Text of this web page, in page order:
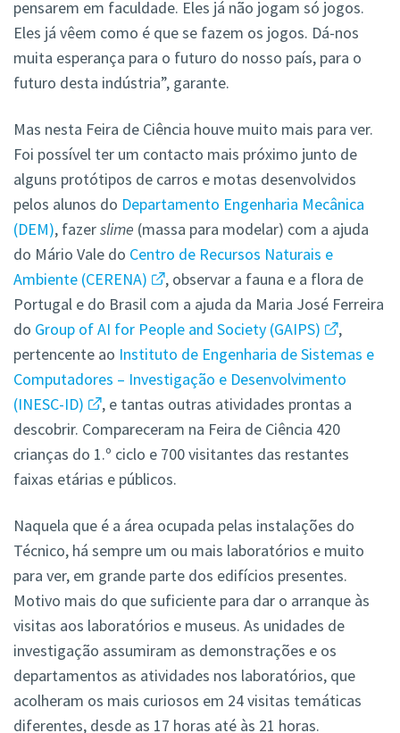
pensarem em faculdade. Eles já não jogam só jogos.
Eles já vêem como é que se fazem os jogos. Dá-nos
muita esperança para o futuro do nosso país, para o
futuro desta indústria”, garante.
Mas nesta Feira de Ciência houve muito mais para ver.
Foi possível ter um contacto mais próximo junto de
alguns protótipos de carros e motas desenvolvidos
pelos alunos do Departamento Engenharia Mecânica
(DEM), fazerslime (massa para modelar) com a ajuda
do Mário Vale do Centro de Recursos Naturais e
Ambiente (CERENA)
, observar a fauna e a flora de
Portugal e do Brasil com a ajuda da Maria José Ferreira
do Group of AI for People and Society (GAIPS)
,
pertencente ao Instituto de Engenharia de Sistemas e
Computadores – Investigação e Desenvolvimento
(INESC-ID)
, e tantas outras atividades prontas a
descobrir. Compareceram na Feira de Ciência 420
crianças do 1.º ciclo e 700 visitantes das restantes
faixas etárias e públicos.
Naquela que é a área ocupada pelas instalações do
Técnico, há sempre um ou mais laboratórios e muito
para ver, em grande parte dos edifícios presentes.
Motivo mais do que suficiente para dar o arranque às
visitas aos laboratórios e museus. As unidades de
investigação assumiram as demonstrações e os
departamentos as atividades nos laboratórios, que
acolheram os mais curiosos em 24 visitas temáticas
diferentes, desde as 17 horas até às 21 horas.